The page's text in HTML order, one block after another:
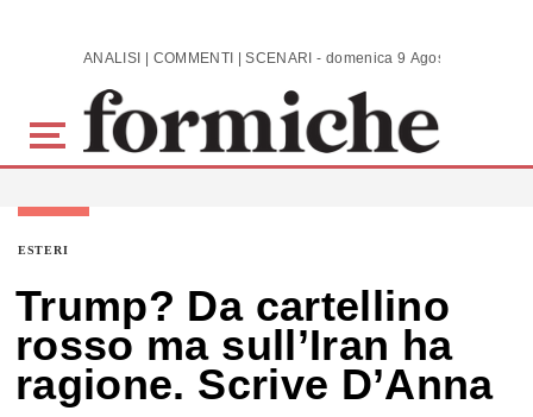
Skip to main content ANALISI | COMMENTI | SCENARI - domenica 9 Agosto 2026
ESTERI
Trump? Da cartellino
rosso ma sull’Iran ha
ragione. Scrive D’Anna